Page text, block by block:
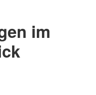
im